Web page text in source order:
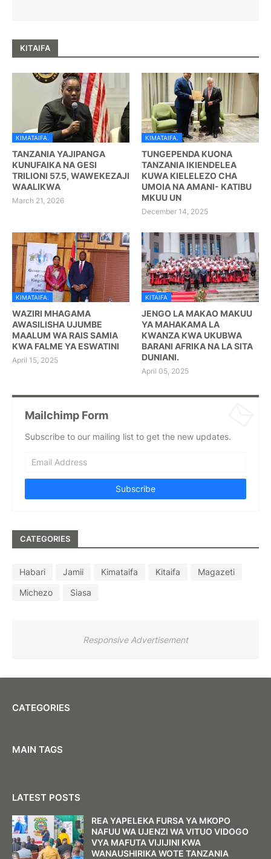
KITAIFA
KIMATAIFA.
TANZANIA YAJIPANGA
KUNUFAIKA NA GESI
TRILIONI 57.5, WAWEKEZAJI
WAALIKWA
March 21, 2026
KIMATAIFA.
TUNGEPENDA KUONA
TANZANIA IKIENDELEA
KUWA KIELELEZO CHA
UMOIA NA AMANI- KATIBU
MKUU UN
December 14, 2025
KIMATAIFA.
WAZIRI MHAGAMA
AWASILISHA UJUMBE
MAALUM WA RAIS SAMIA
KWA FALME YA ESWATINI
April 15, 2025
KITAIFA
JENGO LA MAKAO MAKUU
YA MAHAKAMA LA
KWANZA KWA UKUBWA
BARANI AFRIKA NA LA SITA
DUNIANI.
April 05, 2025
Mailchimp Form
Subscribe to our mailing list to get the new updates.
CATEGORIES
Habari Jamii Kimataifa Kitaifa
Magazeti
Michezo
Siasa
Responsive Advertisement
CATEGORIES
MAIN TAGS
LATEST POSTS
REA YAPELEKA FURSA YA MKOPO
NAFUU WA UJENZI WA VITUO VIDOGO
VYA MAFUTA VIJIJINI KWA
WANAUSHIRIKA WOTE TANZANIA